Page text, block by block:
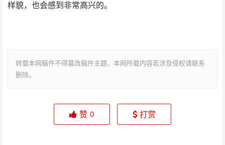
样貌，也会感到非常高兴的。
转载本网稿件不得篡改稿件主题，本网所载内容若涉及侵权请联系
删除。
赞 0 打赏